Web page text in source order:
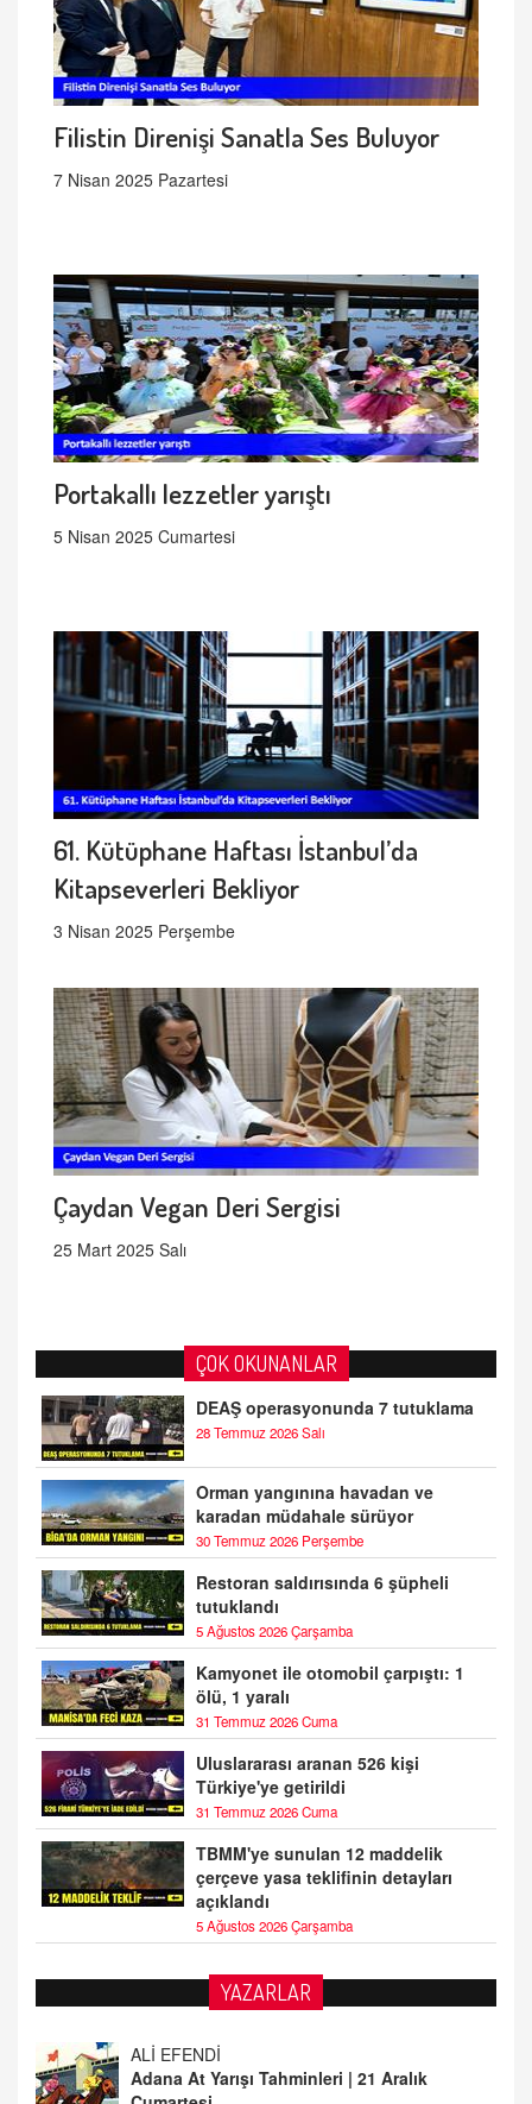
Filistin Direnişi Sanatla Ses Buluyor
7 Nisan 2025 Pazartesi
Portakallı lezzetler yarıştı
5 Nisan 2025 Cumartesi
61. Kütüphane Haftası İstanbul’da
Kitapseverleri Bekliyor
3 Nisan 2025 Perşembe
Çaydan Vegan Deri Sergisi
25 Mart 2025 Salı
ÇOK OKUNANLAR
DEAŞ operasyonunda 7 tutuklama
28 Temmuz 2026 Salı
Orman yangınına havadan ve
karadan müdahale sürüyor
30 Temmuz 2026 Perşembe
Restoran saldırısında 6 şüpheli
tutuklandı
5 Ağustos 2026 Çarşamba
Kamyonet ile otomobil çarpıştı: 1
ölü, 1 yaralı
31 Temmuz 2026 Cuma
Uluslararası aranan 526 kişi
Türkiye'ye getirildi
31 Temmuz 2026 Cuma
TBMM'ye sunulan 12 maddelik
çerçeve yasa teklifinin detayları
açıklandı
5 Ağustos 2026 Çarşamba
YAZARLAR
TUTKUNUN PERİSİ
Sağlıklı Bir Cinsel Yaşam ile İlgili Bilinmesi